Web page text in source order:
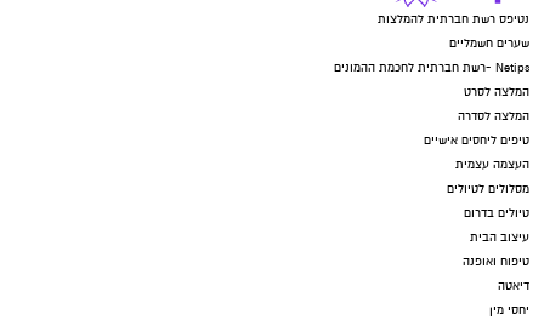
נטיפס רשת חברתית להמלצות
שערים חשמליים
Netips -רשת חברתית לחכמת ההמונים
המלצה לסרט
המלצה לסדרה
טיפים ליחסים אישיים
העצמה עצמית
מסלולים לטיולים
טיולים בדרום
עיצוב הבית
טיפוח ואופנה
דיאטה
יחסי מין